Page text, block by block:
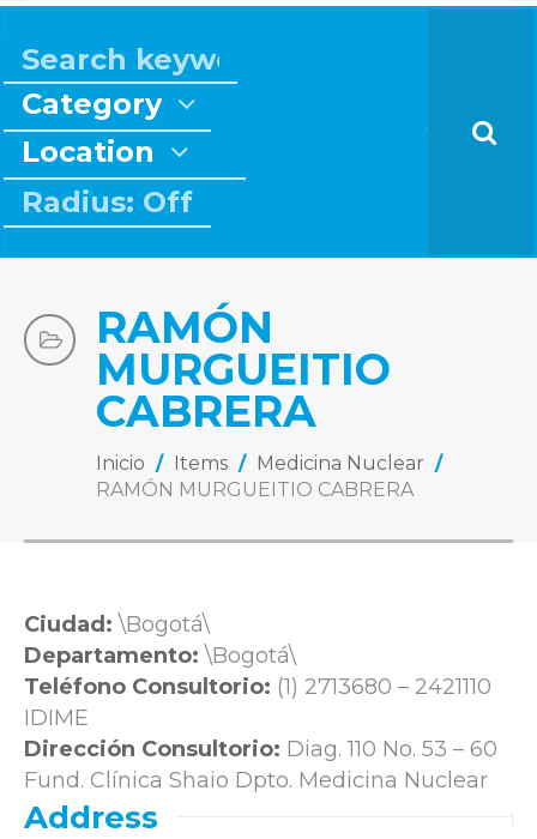
Category
Location
Radius: Off
RAMÓN
MURGUEITIO
CABRERA
Inicio / Items / Medicina Nuclear /
RAMÓN MURGUEITIO CABRERA
Ciudad: \Bogotá\
Departamento: \Bogotá\
Teléfono Consultorio: (1) 2713680 – 2421110
IDIME
Dirección Consultorio: Diag. 110 No. 53 – 60
Fund. Clínica Shaio Dpto. Medicina Nuclear
Address